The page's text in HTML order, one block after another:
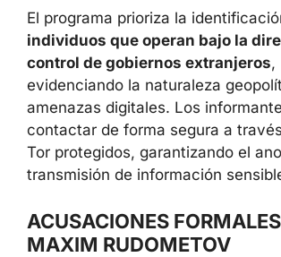
El programa prioriza la
individuos que operan bajo la
control de gobiernos extranjeros,
evidenciando la naturaleza
amenazas digitales. Los
contactar de forma segura a
Tor protegidos, garantizando el
transmisión de información
ACUSACIONES
MAXIM RUDOMETOV